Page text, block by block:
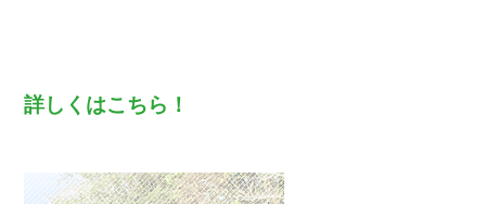
詳しくはこちら！